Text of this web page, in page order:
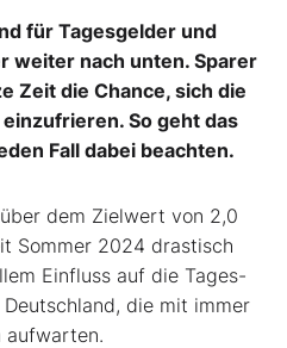
für Tagesgelder und
weiter nach unten. Sparer
Zeit die Chance, sich die
So geht das
Fall dabei beachten.
dem Zielwert von 2,0
Sommer 2024 drastisch
Einfluss auf die Tages-
die mit immer
aufwarten.